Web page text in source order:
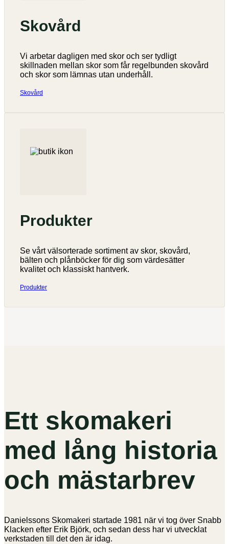
Skovård
Vi arbetar dagligen med skor och ser tydligt
skillnaden mellan skor som får regelbunden skovård
och skor som lämnas utan underhåll.
Skovård
Produkter
Se vårt välsorterade sortiment av skor, skovård,
bälten och plånböcker för dig som värdesätter
kvalitet och klassiskt hantverk.
Produkter
Ett skomakeri
med lång historia
och mästarbrev
Danielssons Skomakeri startade 1981 när vi tog över Snabb
Klacken efter Erik Björk, och sedan dess har vi utvecklat
verkstaden till det den är idag.